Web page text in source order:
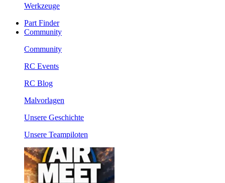
Werkzeuge
Part Finder
Community
Community
RC Events
RC Blog
Malvorlagen
Unsere Geschichte
Unsere Teampiloten